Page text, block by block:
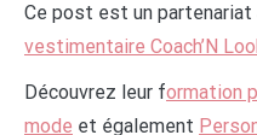
Ce post est un partenariat
vestimentaire Coach’N
Découvrez leur formation
mode et également